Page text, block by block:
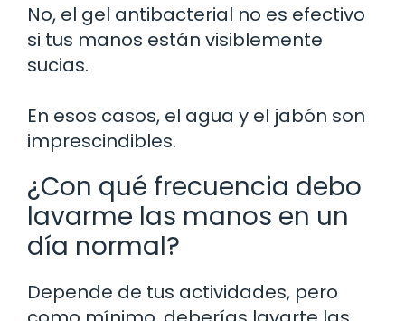
No, el gel antibacterial no es efectivo
si tus manos están visiblemente
sucias.
En esos casos, el agua y el jabón son
imprescindibles.
¿Con qué frecuencia debo
lavarme las manos en un
día normal?
Depende de tus actividades, pero